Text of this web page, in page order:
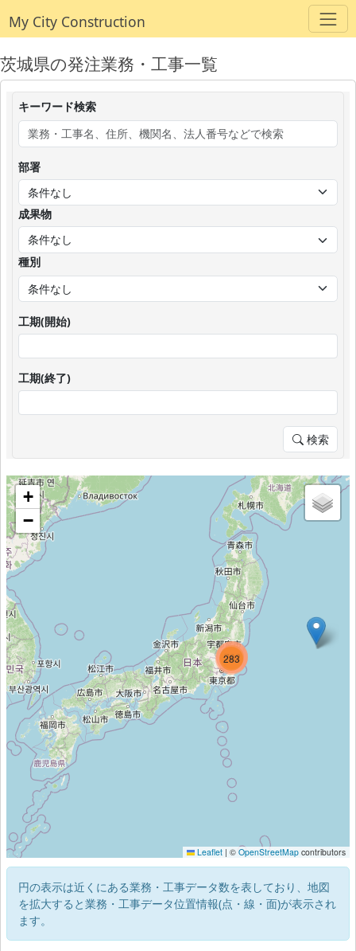
My City Construction
茨城県の発注業務・工事一覧
キーワード検索
部署
成果物
種別
工期(開始)
工期(終了)
検索
283
994
782
+
−
Leaflet | © OpenStreetMap contributors
円の表示は近くにある業務・工事データ数を表しており、地図
を拡大すると業務・工事データ位置情報(点・線・面)が表示され
ます。